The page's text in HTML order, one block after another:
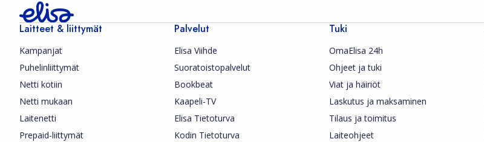
Laitteet & liittymät
Kampanjat
Puhelinliittymät
Netti kotiin
Netti mukaan
Laitenetti
Prepaid-liittymät
Palvelut
Elisa Viihde
Suoratoistopalvelut
Bookbeat
Kaapeli-TV
Elisa Tietoturva
Kodin Tietoturva
Tuki
OmaElisa 24h
Ohjeet ja tuki
Viat ja häiriöt
Laskutus ja maksaminen
Tilaus ja toimitus
Laiteohjeet